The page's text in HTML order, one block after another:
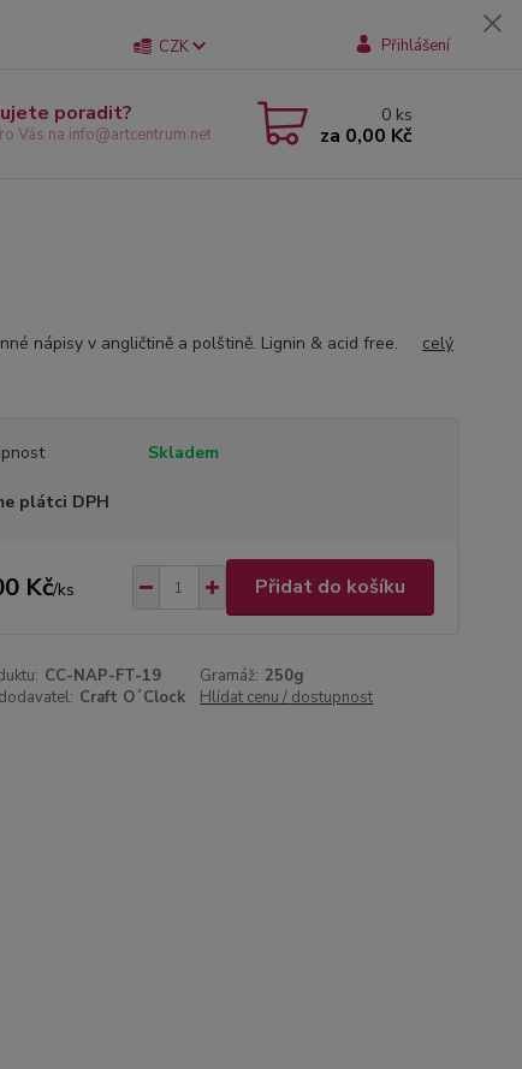
CZK Přihlášení
poradit?
Vás na info@artcentrum.net
0 ks
za 0,00 Kč
nápisy v angličtině a polštině. Lignin & acid free. celý
Skladem
plátci DPH
Kč/ks Přidat do košíku
CC-NAP-FT-19 Gramáž: 250g
Craft O´Clock Hlídat cenu / dostupnost